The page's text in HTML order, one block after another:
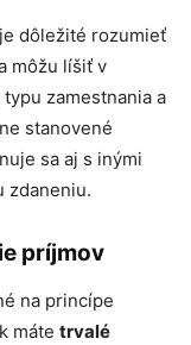
dôležité rozumieť
môžu líšiť v
zamestnania a
stanovené
sa aj s inými
zdaneniu.
príjmov
na princípe
máte trvalé